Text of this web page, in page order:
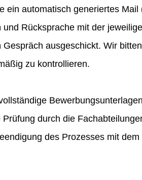
ein automatisch generiertes
Rücksprache mit der
ausgeschickt. Wir
zu kontrollieren.
durch die
des Prozesses mit